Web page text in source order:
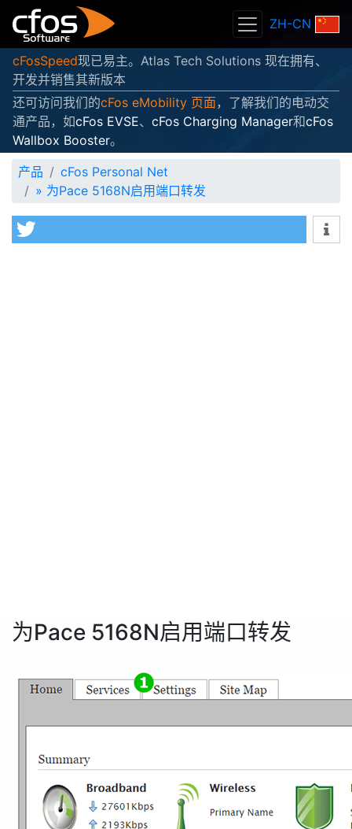
ZH-CN
cFosSpeed现已易主。Atlas Tech Solutions 现在拥有、
开发并销售其新版本
还可访问我们的cFos eMobility 页面，了解我们的电动交
通产品，如cFos EVSE、 cFos Charging Manager和cFos
Wallbox Booster。
产品
cFos Personal Net
» 为Pace 5168N启用端口转发
为Pace 5168N启用端口转发